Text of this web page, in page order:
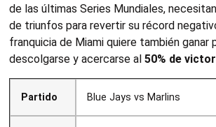
de las últimas Series Mundiales,
de triunfos para revertir su récord
franquicia de Miami quiere también ganar
descolgarse y acercarse al 50% de
Partido Blue Jays vs Marlins